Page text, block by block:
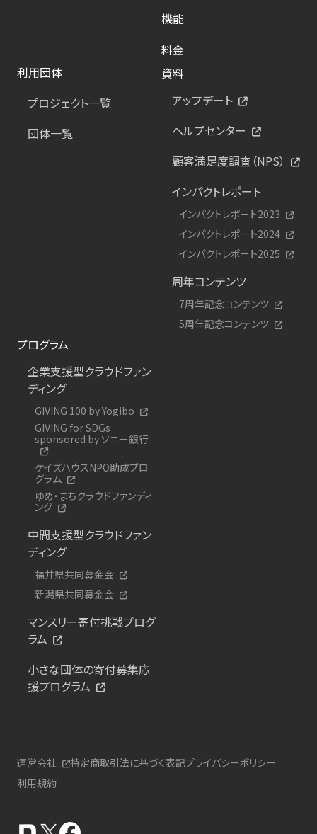
機能
料金
利用団体
プロジェクト一覧
団体一覧
資料
アップデート
ヘルプセンター
顧客満足度調査（NPS）
インパクトレポート
インパクトレポート2023
インパクトレポート2024
インパクトレポート2025
周年コンテンツ
7周年記念コンテンツ
5周年記念コンテンツ
プログラム
企業支援型クラウドファン
ディング
GIVING 100 by Yogibo
GIVING for SDGs
sponsored by ソニー銀行
ケイズハウスNPO助成プロ
グラム
ゆめ・まちクラウドファンディ
ング
中間支援型クラウドファン
ディング
福井県共同募金会
新潟県共同募金会
マンスリー寄付挑戦プログ
ラム
小さな団体の寄付募集応
援プログラム
運営会社 特定商取引法に基づく表記プライバシーポリシー
利用規約